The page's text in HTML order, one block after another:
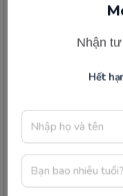
Nhận
Hết
Hướng
Đăng ký đại lý
Chính sách sau
Hướng dẫn sử